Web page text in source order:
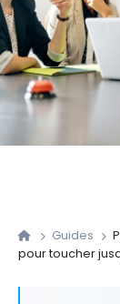
Guides
pour toucher